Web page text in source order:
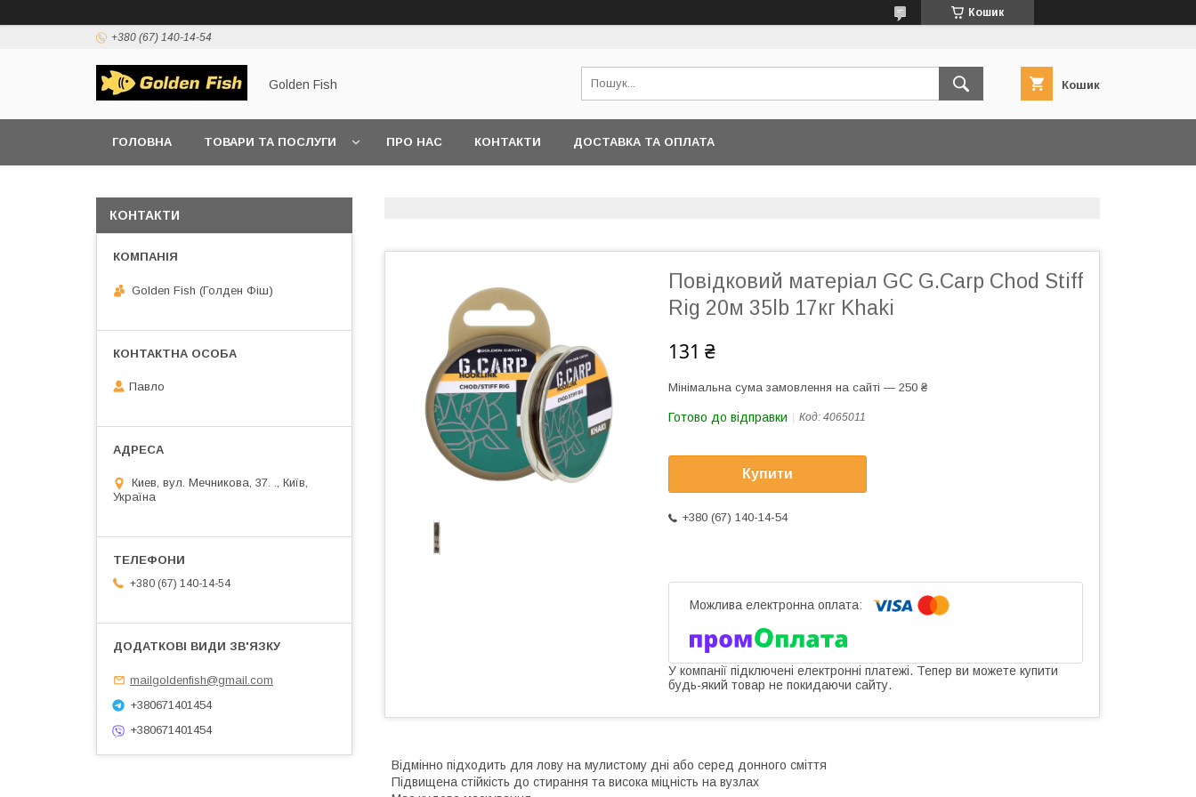
Кошик
+380 (67) 140-14-54
Golden Fish Кошик
ГОЛОВНА ТОВАРИ ТА ПОСЛУГИ ПРО НАС КОНТАКТИ ДОСТАВКА ТА ОПЛАТА
Повідковий матеріал GC G.Carp Chod Stiff
Rig 20м 35lb 17кг Khaki
131 ₴
Мінімальна сума замовлення на сайті — 250 ₴
Готово до відправки Код: 4065011
Купити
+380 (67) 140-14-54
У компанії підключені електронні платежі. Тепер ви можете купити
будь-який товар не покидаючи сайту.
Відмінно підходить для лову на мулистому дні або серед донного сміття
Підвищена стійкість до стирання та висока міцність на вузлах
КОНТАКТИ
Golden Fish (Голден Фіш)
Павло
Киев, вул. Мечникова, 37. ., Київ,
Україна
+380 (67) 140-14-54
mailgoldenfish@gmail.com
+380671401454
+380671401454